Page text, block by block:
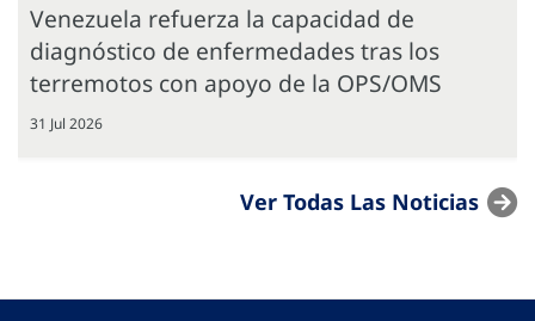
Venezuela refuerza la capacidad de
diagnóstico de enfermedades tras los
terremotos con apoyo de la OPS/OMS
31 Jul 2026
Ver Todas Las Noticias